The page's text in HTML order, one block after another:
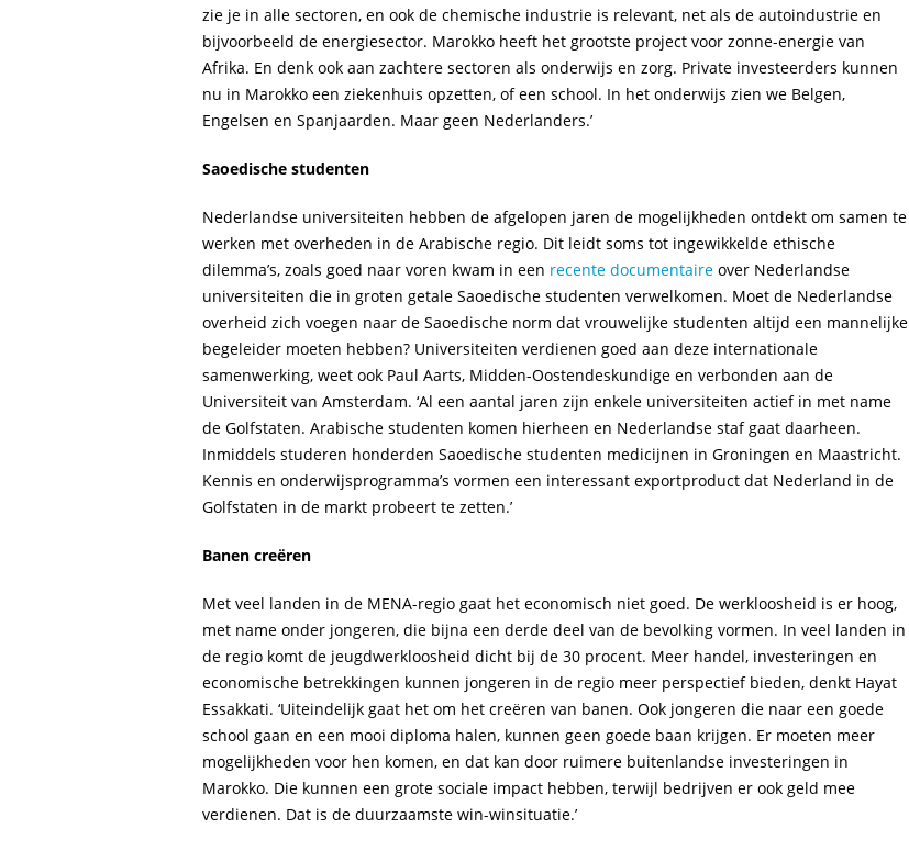
zie je in alle sectoren, en ook de chemische industrie is relevant, net als de autoindustrie en
bijvoorbeeld de energiesector. Marokko heeft het grootste project voor zonne-energie van
Afrika. En denk ook aan zachtere sectoren als onderwijs en zorg. Private investeerders kunnen
nu in Marokko een ziekenhuis opzetten, of een school. In het onderwijs zien we Belgen,
Engelsen en Spanjaarden. Maar geen Nederlanders.’
Saoedische studenten
Nederlandse universiteiten hebben de afgelopen jaren de mogelijkheden ontdekt om samen te
werken met overheden in de Arabische regio. Dit leidt soms tot ingewikkelde ethische
dilemma’s, zoals goed naar voren kwam in een recente documentaire over Nederlandse
universiteiten die in groten getale Saoedische studenten verwelkomen. Moet de Nederlandse
overheid zich voegen naar de Saoedische norm dat vrouwelijke studenten altijd een mannelijke
begeleider moeten hebben? Universiteiten verdienen goed aan deze internationale
samenwerking, weet ook Paul Aarts, Midden-Oostendeskundige en verbonden aan de
Universiteit van Amsterdam. ‘Al een aantal jaren zijn enkele universiteiten actief in met name
de Golfstaten. Arabische studenten komen hierheen en Nederlandse staf gaat daarheen.
Inmiddels studeren honderden Saoedische studenten medicijnen in Groningen en Maastricht.
Kennis en onderwijsprogramma’s vormen een interessant exportproduct dat Nederland in de
Golfstaten in de markt probeert te zetten.’
Banen creëren
Met veel landen in de MENA-regio gaat het economisch niet goed. De werkloosheid is er hoog,
met name onder jongeren, die bijna een derde deel van de bevolking vormen. In veel landen in
de regio komt de jeugdwerkloosheid dicht bij de 30 procent. Meer handel, investeringen en
economische betrekkingen kunnen jongeren in de regio meer perspectief bieden, denkt Hayat
Essakkati. ‘Uiteindelijk gaat het om het creëren van banen. Ook jongeren die naar een goede
school gaan en een mooi diploma halen, kunnen geen goede baan krijgen. Er moeten meer
mogelijkheden voor hen komen, en dat kan door ruimere buitenlandse investeringen in
Marokko. Die kunnen een grote sociale impact hebben, terwijl bedrijven er ook geld mee
verdienen. Dat is de duurzaamste win-winsituatie.’